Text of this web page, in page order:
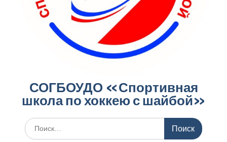
СОГБОУДО «‎Спортивная
школа по хоккею с шайбой»‎